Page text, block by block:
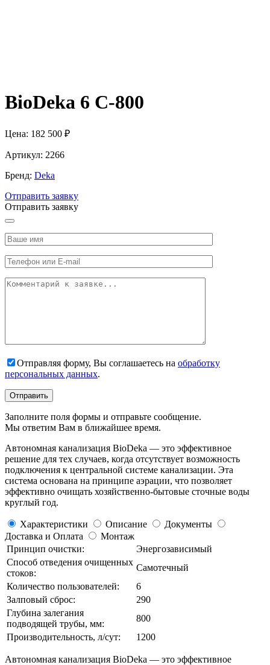
BioDeka 6 C-800
Цена: 182 500 ₽
Артикул: 2266
Бренд: Deka
Отправить заявку
Отправить заявку
Отправляя форму, Вы соглашаетесь на обработку
персональных данных.
Заполните поля формы и отправьте сообщение.
Мы ответим Вам в ближайшее время.
Автономная канализация BioDeka — это эффективное
решение для тех случаев, когда отсутствует возможность
подключения к центральной системе канализации. Эта
система основана на принципе аэрации, что позволяет
эффективно очищать хозяйственно-бытовые сточные воды
круглый год.
Характеристики Описание
Документы
Доставка и Оплата
Монтаж
Принцип очистки:
Энергозависимый
Способ отведения очищенных
стоков:
Самотечный
Количество пользователей:
6
Залповый сброс:
290
Глубина залегания
подводящей трубы, мм:
800
Производительность, л/сут:
1200
Автономная канализация BioDeka — это эффективное